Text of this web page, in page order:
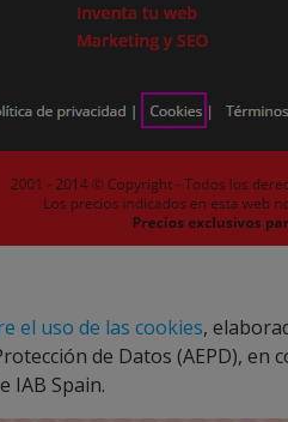
el uso de las cookies,
de Datos (AEPD), en
IAB Spain.